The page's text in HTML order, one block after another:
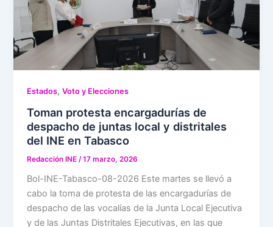
Estados,Voto y Elecciones
Toman protesta encargadurías de
despacho de juntas local y distritales
del INE en Tabasco
Redacción INE /17 marzo, 2026
Bol-INE-Tabasco-08-2026 Este martes se llevó a
cabo la toma de protesta de las encargadurías de
despacho de las vocalías de la Junta Local Ejecutiva
y de las Juntas Distritales Ejecutivas, en las que